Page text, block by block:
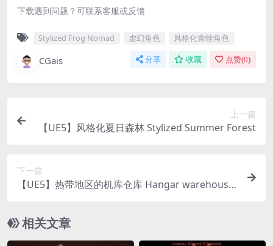
下载遇到问题？可联系客服或反馈
Stylized Frog Nomad 虚幻角色 风格化青蛙角色
CGais 分享 收藏 点赞(0)
上一篇
【UE5】风格化夏日森林 Stylized Summer Forest
下一篇
【UE5】热带地区的机库仓库 Hangar warehouse
相关文章